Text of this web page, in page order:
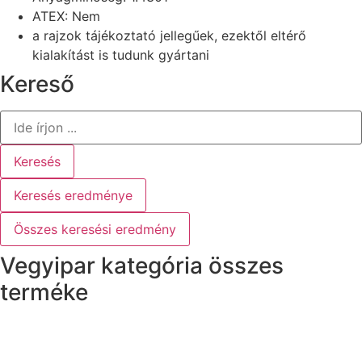
ATEX: Nem
a rajzok tájékoztató jellegűek, ezektől eltérő
kialakítást is tudunk gyártani
Kereső
Search
Keresés
Keresés eredménye
Összes keresési eredmény
Vegyipar kategória összes
terméke